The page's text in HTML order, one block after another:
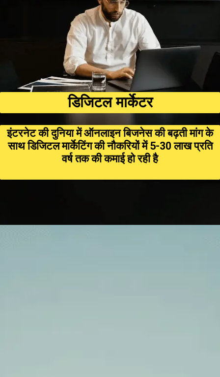
इंटरनेट की दुनिया में ऑनलाइन बिजनेस की बढ़ती मांग के
साथ डिजिटल मार्केटिंग की नौकरियों में ₹5-₹30 लाख प्रति
वर्ष तक की कमाई हो रही है
डिजिटल मार्केटर